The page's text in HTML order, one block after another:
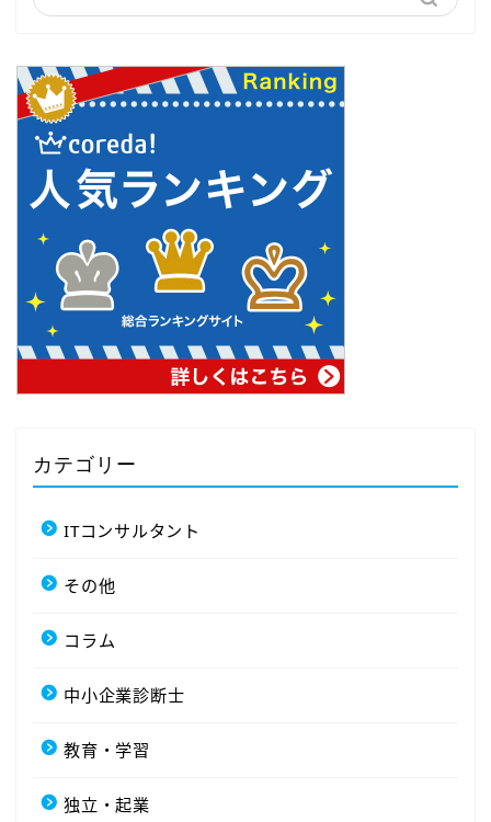
カテゴリー
ITコンサルタント
その他
コラム
中小企業診断士
教育・学習
独立・起業